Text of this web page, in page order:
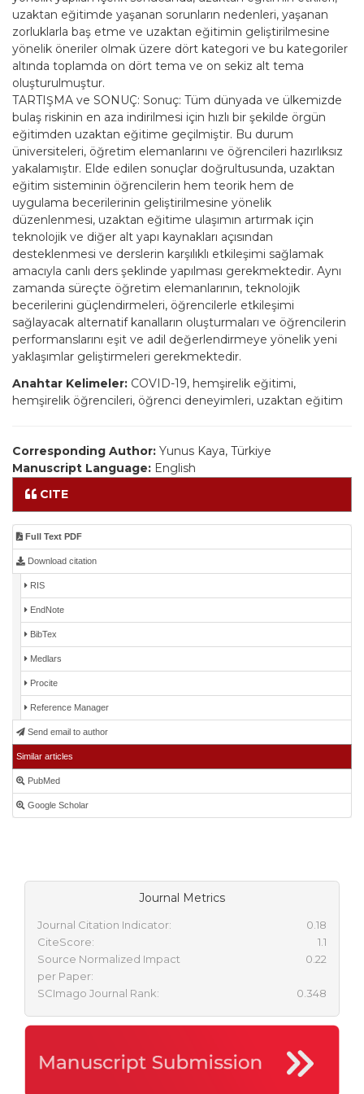
uzaktan eğitimde yaşanan sorunların nedenleri, yaşanan
zorluklarla baş etme ve uzaktan eğitimin geliştirilmesine
yönelik öneriler olmak üzere dört kategori ve bu kategoriler
altında toplamda on dört tema ve on sekiz alt tema
oluşturulmuştur.
TARTIŞMA ve SONUÇ: Sonuç: Tüm dünyada ve ülkemizde
bulaş riskinin en aza indirilmesi için hızlı bir şekilde örgün
eğitimden uzaktan eğitime geçilmiştir. Bu durum
üniversiteleri, öğretim elemanlarını ve öğrencileri hazırlıksız
yakalamıştır. Elde edilen sonuçlar doğrultusunda, uzaktan
eğitim sisteminin öğrencilerin hem teorik hem de
uygulama becerilerinin geliştirilmesine yönelik
düzenlenmesi, uzaktan eğitime ulaşımın artırmak için
teknolojik ve diğer alt yapı kaynakları açısından
desteklenmesi ve derslerin karşılıklı etkileşimi sağlamak
amacıyla canlı ders şeklinde yapılması gerekmektedir. Aynı
zamanda süreçte öğretim elemanlarının, teknolojik
becerilerini güçlendirmeleri, öğrencilerle etkileşimi
sağlayacak alternatif kanalların oluşturmaları ve öğrencilerin
performanslarını eşit ve adil değerlendirmeye yönelik yeni
yaklaşımlar geliştirmeleri gerekmektedir.
Anahtar Kelimeler: COVID-19, hemşirelik eğitimi,
hemşirelik öğrencileri, öğrenci deneyimleri, uzaktan eğitim
Corresponding Author: Yunus Kaya, Türkiye
Manuscript Language: English
CITE
Full Text PDF
Download citation
RIS
EndNote
BibTex
Medlars
Procite
Reference Manager
Send email to author
Similar articles
PubMed
Google Scholar
Journal Metrics
Journal Citation Indicator:
0.18
CiteScore:
1.1
Source Normalized Impact
per Paper:
0.22
SCImago Journal Rank: 0.348